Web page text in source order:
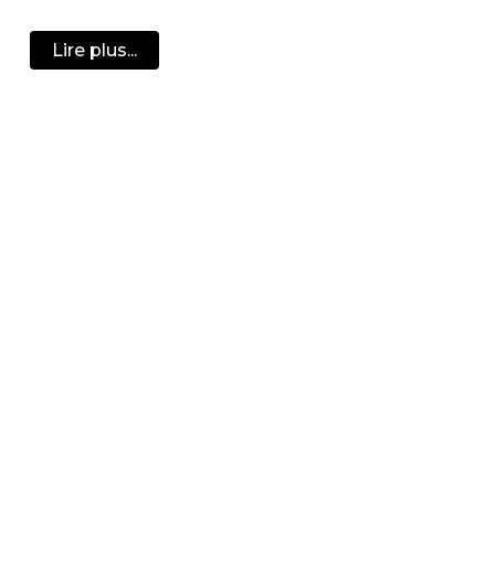
Boucle d’escalade : 1
Lire plus...